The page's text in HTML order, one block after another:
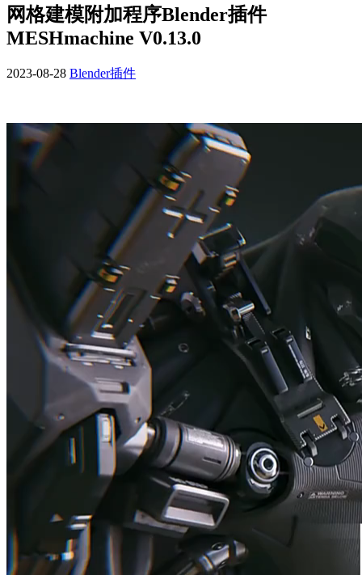
网格建模附加程序Blender插件
MESHmachine V0.13.0
2023-08-28 Blender插件